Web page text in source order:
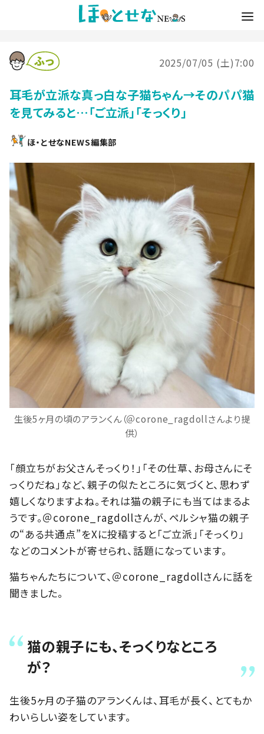
2025/07/05 (土)7:00
耳毛が立派な真っ白な子猫ちゃん→そのパパ猫
を見てみると…「ご立派」「そっくり」
ほ・とせなNEWS編集部
生後5ヶ月の頃のアランくん（＠corone_ragdollさんより提
供）
「顔立ちがお父さんそっくり！」「その仕草、お母さんにそ
っくりだね」など、親子の似たところに気づくと、思わず
嬉しくなりますよね。それは猫の親子にも当てはまるよ
うです。＠corone_ragdollさんが、ペルシャ猫の親子
の“ある共通点”をXに投稿すると「ご立派」「そっくり」
などのコメントが寄せられ、話題になっています。
猫ちゃんたちについて、＠corone_ragdollさんに話を
聞きました。
猫の親子にも、そっくりなところ
が？
生後5ヶ月の子猫のアランくんは、耳毛が長く、とてもか
わいらしい姿をしています。